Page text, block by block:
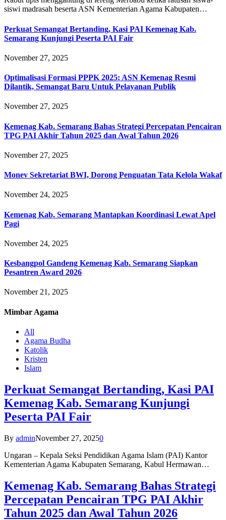
siswi madrasah beserta ASN Kementerian Agama Kabupaten…
Perkuat Semangat Bertanding, Kasi PAI Kemenag Kab.
Semarang Kunjungi Peserta PAI Fair
November 27, 2025
Optimalisasi Formasi PPPK 2025: ASN Kemenag Resmi
Dilantik, Semangat Baru Untuk Pelayanan Publik
November 27, 2025
Kemenag Kab. Semarang Bahas Strategi Percepatan Pencairan
TPG PAI Akhir Tahun 2025 dan Awal Tahun 2026
November 27, 2025
Monev Sekretariat BWI, Dorong Penguatan Tata Kelola Wakaf
November 24, 2025
Kemenag Kab. Semarang Mantapkan Koordinasi Lewat Apel
Pagi
November 24, 2025
Kesbangpol Gandeng Kemenag Kab. Semarang Siapkan
Pesantren Award 2026
November 21, 2025
Mimbar Agama
All
Agama Budha
Katolik
Kristen
Islam
Perkuat Semangat Bertanding, Kasi PAI
Kemenag Kab. Semarang Kunjungi
Peserta PAI Fair
By adminNovember 27, 20250
Ungaran – Kepala Seksi Pendidikan Agama Islam (PAI) Kantor
Kementerian Agama Kabupaten Semarang, Kabul Hermawan…
Kemenag Kab. Semarang Bahas Strategi
Percepatan Pencairan TPG PAI Akhir
Tahun 2025 dan Awal Tahun 2026